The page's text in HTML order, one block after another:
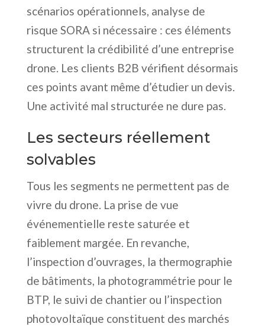
scénarios opérationnels, analyse de
risque SORA si nécessaire : ces éléments
structurent la crédibilité d’une entreprise
drone. Les clients B2B vérifient désormais
ces points avant même d’étudier un devis.
Une activité mal structurée ne dure pas.
Les secteurs réellement
solvables
Tous les segments ne permettent pas de
vivre du drone. La prise de vue
événementielle reste saturée et
faiblement margée. En revanche,
l’inspection d’ouvrages, la thermographie
de bâtiments, la photogrammétrie pour le
BTP, le suivi de chantier ou l’inspection
photovoltaïque constituent des marchés